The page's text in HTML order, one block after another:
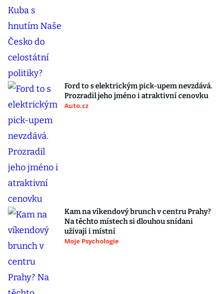
Ford to s elektrickým pick-upem nevzdává.
Prozradil jeho jméno i atraktivní cenovku
Auto.cz
Kam na víkendový brunch v centru Prahy?
Na těchto místech si dlouhou snídani
užívají i místní
Moje Psychologie